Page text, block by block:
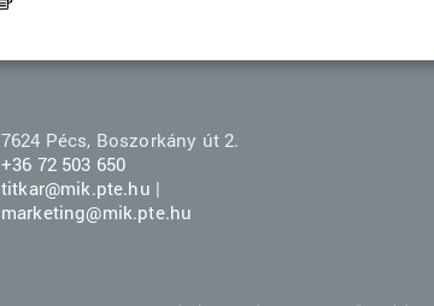
7624 Pécs, Boszorkány út 2.
+36 72 503 650
titkar@mik.pte.hu |
marketing@mik.pte.hu